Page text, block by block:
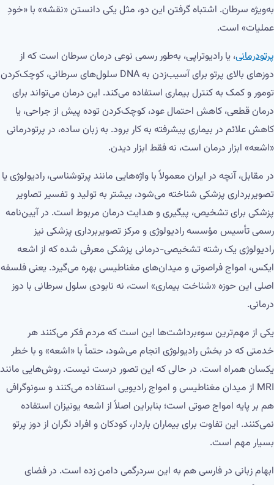
به‌ویژه سرطان. اشتباه گرفتن این دو، مثل یکی دانستن «نقشه» با «خودِ
عملیات» است.
پرتودرمانی، یا رادیوتراپی، به‌طور رسمی نوعی درمان سرطان است که از
دوزهای بالای پرتو برای آسیب‌زدن به DNA سلول‌های سرطانی، کوچک‌کردن
تومور و کمک به کنترل بیماری استفاده می‌کند. این درمان می‌تواند برای
درمان قطعی، کاهش احتمال عود، کوچک‌کردن توده پیش از جراحی، یا
کاهش علائم در بیماری پیشرفته به کار برود. به زبان ساده، در پرتودرمانی
«اشعه» ابزار درمان است، نه فقط ابزار دیدن.
در مقابل، آنچه در ایران معمولاً با واژه‌هایی مانند پرتوشناسی، رادیولوژی یا
تصویربرداری پزشکی شناخته می‌شود، بیشتر به تولید و تفسیر تصاویر
پزشکی برای تشخیص، پیگیری و هدایت درمان مربوط است. در آیین‌نامه
رسمی تأسیس مؤسسه رادیولوژی و مرکز تصویربرداری پزشکی نیز
رادیولوژی یک رشته تشخیصی-درمانی پزشکی معرفی شده که از اشعه
ایکس، امواج فراصوتی و میدان‌های مغناطیسی بهره می‌گیرد. یعنی فلسفه
اصلی این حوزه «شناخت بیماری» است، نه نابودی سلول سرطانی با دوز
درمانی.
یکی از مهم‌ترین سوءبرداشت‌ها این است که مردم فکر می‌کنند هر
خدمتی که در بخش رادیولوژی انجام می‌شود، حتماً با «اشعه» و با خطر
یکسان همراه است. در حالی که این تصور درست نیست. روش‌هایی مانند
MRI از میدان مغناطیسی و امواج رادیویی استفاده می‌کنند و سونوگرافی
هم بر پایه امواج صوتی است؛ بنابراین اصلاً از اشعه یونیزان استفاده
نمی‌کنند. این تفاوت برای بیماران باردار، کودکان و افراد نگران از دوز پرتو
بسیار مهم است.
ابهام زبانی در فارسی هم به این سردرگمی دامن زده است. در فضای